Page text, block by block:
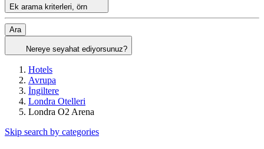
Ek arama kriterleri, örn
Ara
Nereye seyahat ediyorsunuz?
Hotels
Avrupa
İngiltere
Londra Otelleri
Londra O2 Arena
Skip search by categories